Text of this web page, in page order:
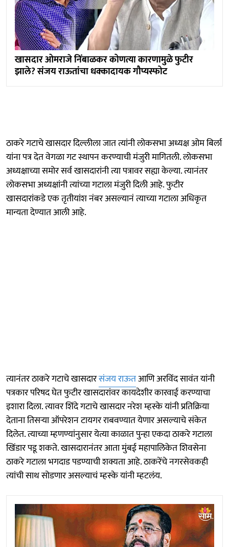
खासदार ओमराजे निंबाळकर कोणत्या कारणामुळे फुटीर
झाले? संजय राऊतांचा धक्कादायक गौप्यस्फोट
ठाकरे गटाचे खासदार दिल्लीला जात त्यांनी लोकसभा अध्यक्ष ओम बिर्ला
यांना पत्र देत वेगळा गट स्थापन करण्याची मंजुरी मागितली. लोकसभा
अध्यक्षाच्या समोर सर्व खासदारांनी त्या पत्रावर सह्या केल्या. त्यानंतर
लोकसभा अध्यक्षांनी त्यांच्या गटाला मंजुरी दिली आहे. फुटीर
खासदारांकडे एक तृतीयांश नंबर असल्यानं त्याच्या गटाला अधिकृत
मान्यता देण्यात आली आहे.
त्यानंतर ठाकरे गटाचे खासदारसंजय राऊतआणि अरविंद सावंत यांनी
पत्रकार परिषद घेत फुटीर खासदारांवर कायदेशीर कारवाई करण्याचा
इशारा दिला. त्यावर शिंदे गटाचे खासदार नरेश म्हस्के यांनी प्रतिक्रिया
देताना तिसऱ्या ऑपरेशन टायगर राबवण्यात येणार असल्याचे संकेत
दिलेत. त्याच्या म्हणण्यांनुसार येत्या काळात पुन्हा एकदा ठाकरे गटाला
खिंडार पडू शकते. खासदारानंतर आता मुंबई महापालिकेत शिवसेना
ठाकरे गटाला भगदाड पडण्याची शक्यता आहे. ठाकरेंचे नगरसेवकही
त्यांची साथ सोडणार असल्याचं म्हस्के यांनी म्हटलंय.